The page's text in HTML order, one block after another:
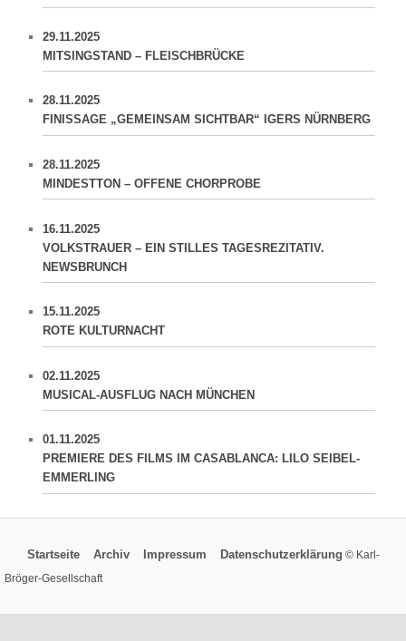
29.11.2025
MITSINGSTAND – FLEISCHBRÜCKE
28.11.2025
FINISSAGE „GEMEINSAM SICHTBAR“ IGERS NÜRNBERG
28.11.2025
MINDESTTON – OFFENE CHORPROBE
16.11.2025
VOLKSTRAUER – EIN STILLES TAGESREZITATIV.
NEWSBRUNCH
15.11.2025
ROTE KULTURNACHT
02.11.2025
MUSICAL-AUSFLUG NACH MÜNCHEN
01.11.2025
PREMIERE DES FILMS IM CASABLANCA: LILO SEIBEL-
EMMERLING
Startseite Archiv Impressum Datenschutzerklärung © Karl-
Bröger-Gesellschaft